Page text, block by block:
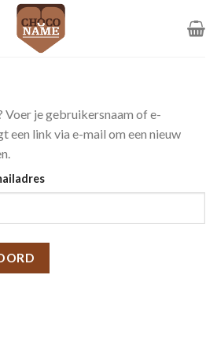
je gebruikersnaam of e-
een link via e-mail om een nieuw